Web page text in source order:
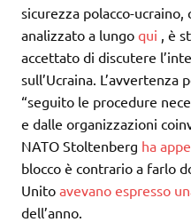
sicurezza polacco-
analizzato a lungo qui , è
accettato di discutere
sull’Ucraina. L’avvertenza
“seguito le procedure
e dalle organizzazioni
NATO Stoltenberg ha
blocco è contrario a farlo
Unito avevano espresso
dell’anno.